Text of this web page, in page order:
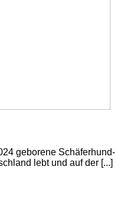
geborene Schäferhund-
lebt und auf der [...]